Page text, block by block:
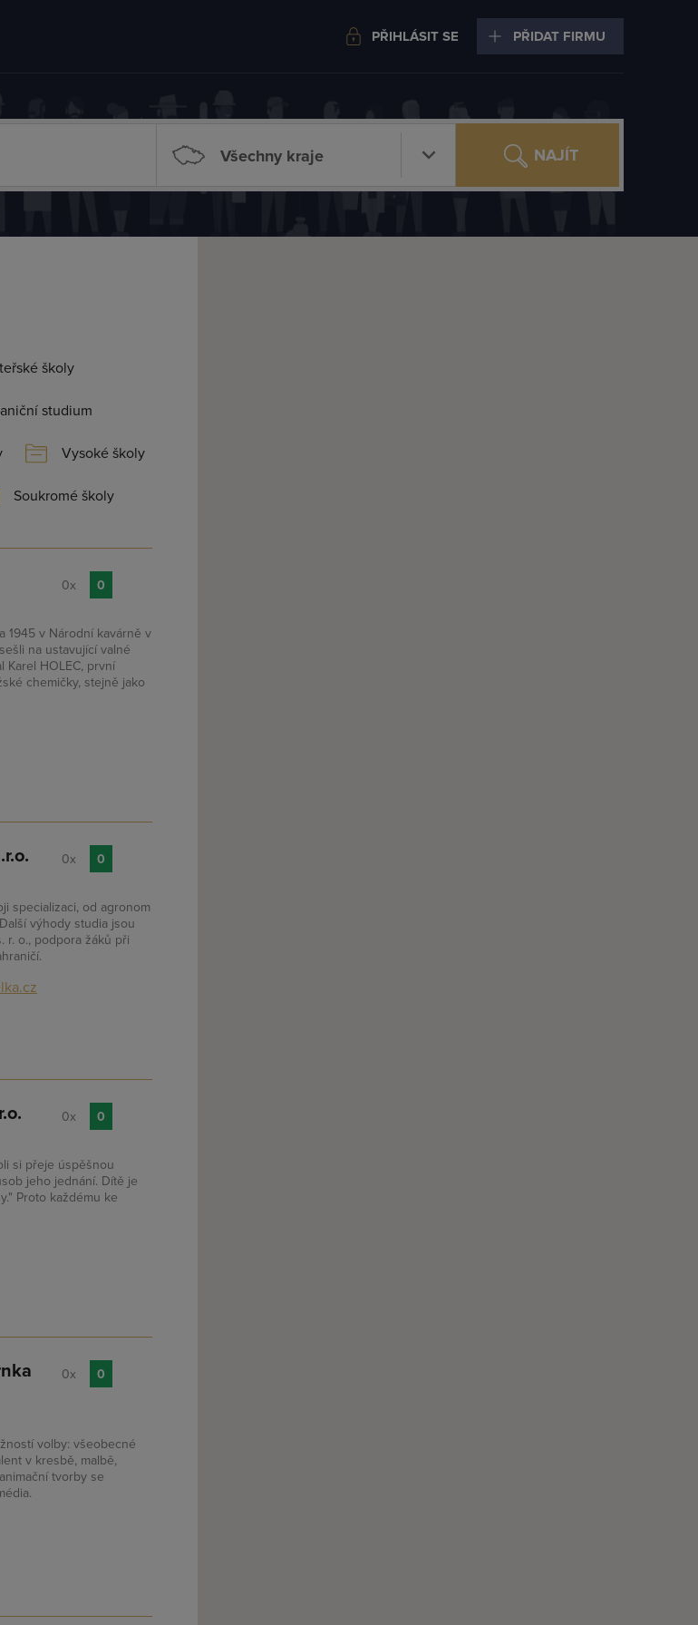
PŘIHLÁSIT SE PŘIDAT FIRMU
Všechny kraje NAJÍT
školy
studium
Vysoké školy
Soukromé školy
1945 v Národní kavárně v
na ustavující valné
Karel HOLEC, první
chemičky, stejně jako
0x 0
specializaci, od agronom
výhody studia jsou
r. o., podpora žáků při
0x 0
si přeje úspěšnou
jeho jednání. Dítě je
Proto každému ke
0x 0
volby: všeobecné
v kresbě, malbě,
tvorby se
0x 0